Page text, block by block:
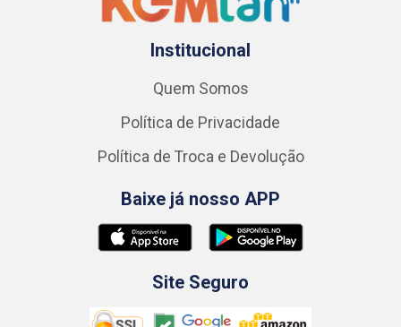
Institucional
Quem Somos
Política de Privacidade
Política de Troca e Devolução
Baixe já nosso APP
Site Seguro